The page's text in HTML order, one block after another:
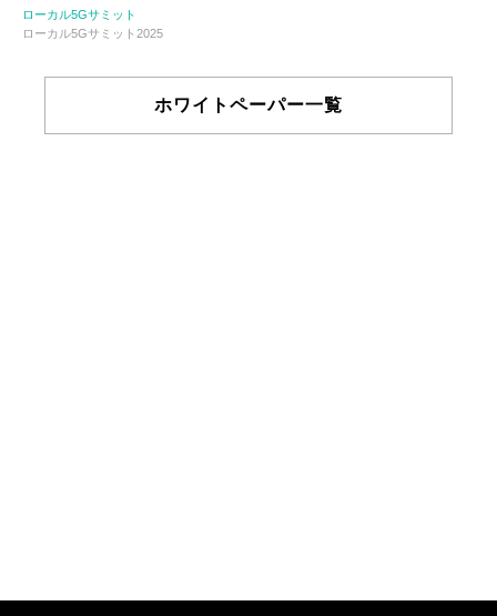
ローカル5Gサミット
ローカル5Gサミット2025
ホワイトペーパー一覧